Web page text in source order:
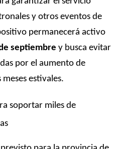
y otros eventos de
permanecerá activo
septiembre y busca evitar
por el aumento de
estivales.
soportar miles de